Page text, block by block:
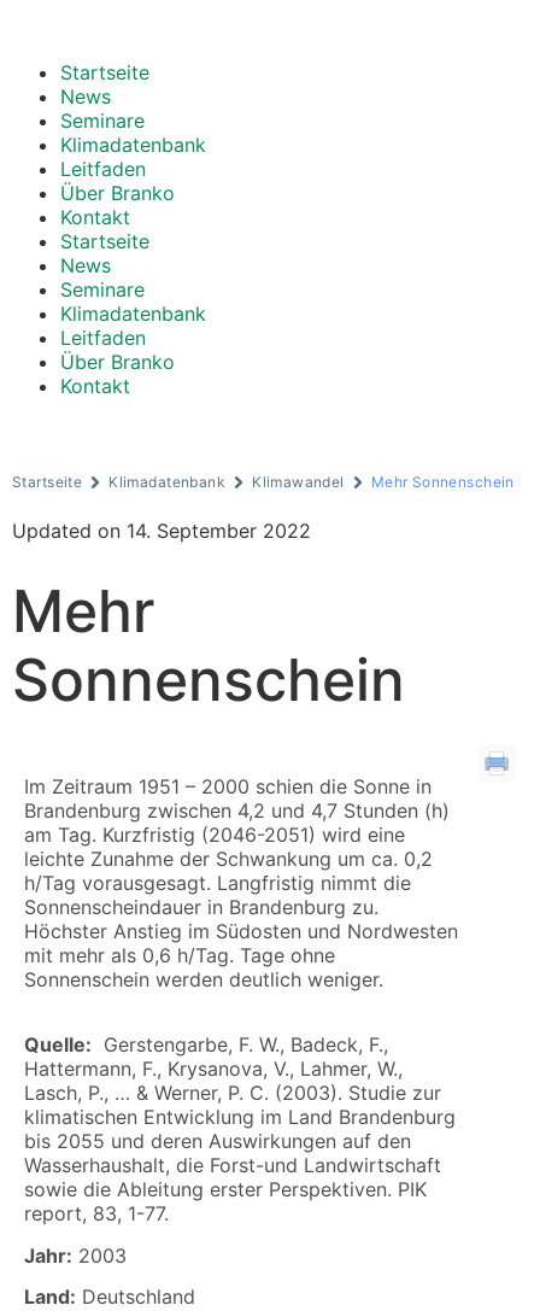
Startseite
News
Seminare
Klimadatenbank
Leitfaden
Über Branko
Kontakt
Startseite
News
Seminare
Klimadatenbank
Leitfaden
Über Branko
Kontakt
Startseite Klimadatenbank Klimawandel Mehr Sonnenschein
Updated on 14. September 2022
Mehr
Sonnenschein
Im Zeitraum 1951 – 2000 schien die Sonne in
Brandenburg zwischen 4,2 und 4,7 Stunden (h)
am Tag. Kurzfristig (2046-2051) wird eine
leichte Zunahme der Schwankung um ca. 0,2
h/Tag vorausgesagt. Langfristig nimmt die
Sonnenscheindauer in Brandenburg zu.
Höchster Anstieg im Südosten und Nordwesten
mit mehr als 0,6 h/Tag. Tage ohne
Sonnenschein werden deutlich weniger.
Quelle: Gerstengarbe, F. W., Badeck, F.,
Hattermann, F., Krysanova, V., Lahmer, W.,
Lasch, P., … & Werner, P. C. (2003). Studie zur
klimatischen Entwicklung im Land Brandenburg
bis 2055 und deren Auswirkungen auf den
Wasserhaushalt, die Forst-und Landwirtschaft
sowie die Ableitung erster Perspektiven. PIK
report, 83, 1-77.
Jahr: 2003
Land: Deutschland